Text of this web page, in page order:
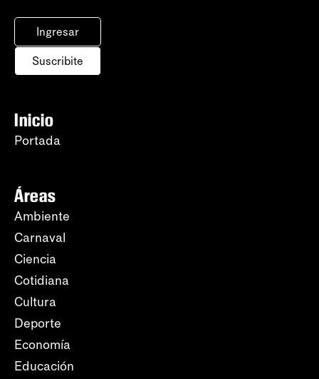
Ingresar
Suscribite
Inicio
Portada
Áreas
Ambiente
Carnaval
Ciencia
Cotidiana
Cultura
Deporte
Economía
Educación